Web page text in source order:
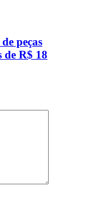
peças
de R$ 18